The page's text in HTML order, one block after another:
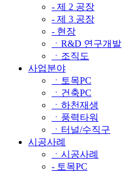
- 제 2 공장
- 제 3 공장
- 현장
ㆍR&D 연구개발
ㆍ조직도
사업분야
ㆍ토목PC
ㆍ건축PC
ㆍ하천재생
ㆍ풍력타워
ㆍ터널/수직구
시공사례
ㆍ시공사례
- 토목PC